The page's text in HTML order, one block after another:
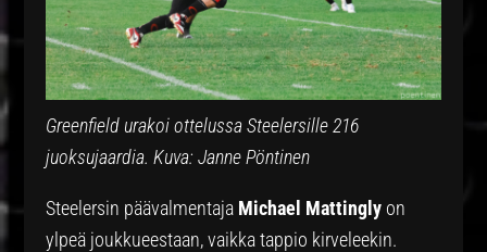
Greenfield urakoi ottelussa Steelersille 216
juoksujaardia. Kuva: Janne Pöntinen
Steelersin päävalmentaja Michael Mattingly on
ylpeä joukkueestaan, vaikka tappio kirveleekin.